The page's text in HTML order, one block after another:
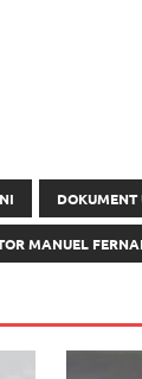
DOKUMENT
MANUEL